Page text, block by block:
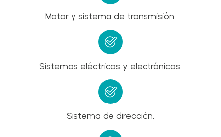
Motor y sistema de transmisión.
Sistemas eléctricos y electrónicos.
Sistema de dirección.